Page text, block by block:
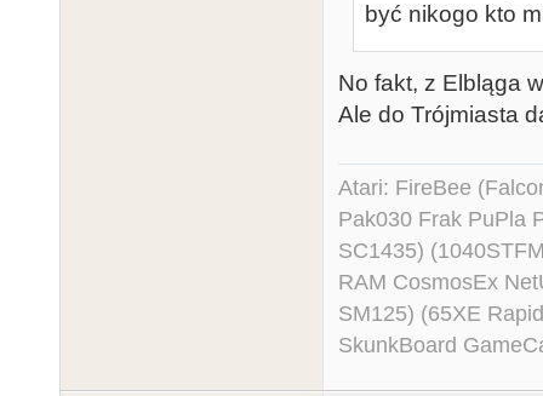
być nikogo kto
No fakt, z Elbląga
Ale do Trójmiasta
Atari: FireBee
Pak030 Frak PuPla
SC1435)
RAM CosmosEx
SM125) (65XE
SkunkBoard